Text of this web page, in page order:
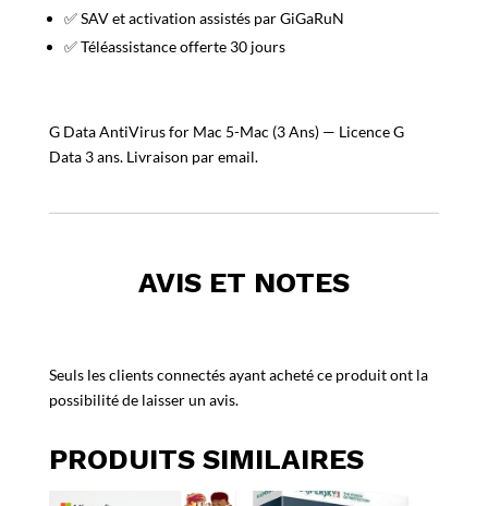
✅ SAV et activation assistés par GiGaRuN
✅ Téléassistance offerte 30 jours
G Data AntiVirus for Mac 5-Mac (3 Ans) — Licence G
Data 3 ans. Livraison par email.
AVIS ET NOTES
Seuls les clients connectés ayant acheté ce produit ont la
possibilité de laisser un avis.
PRODUITS SIMILAIRES